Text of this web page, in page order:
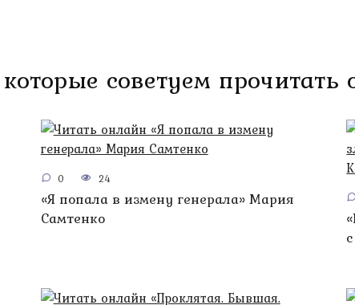
советуем прочитать
0 24
«Я попала в измену генерала» Мария
Самтенко